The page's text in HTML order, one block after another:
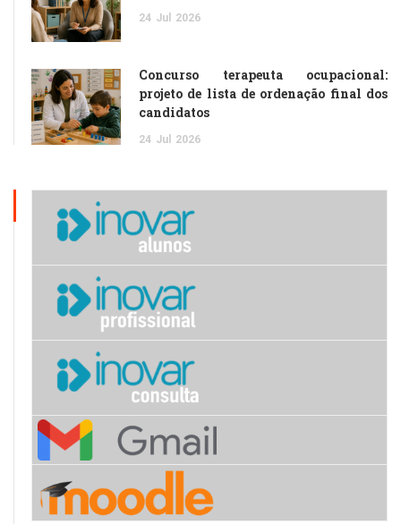
24 Jul 2026
Concurso terapeuta ocupacional:
projeto de lista de ordenação final dos
candidatos
24 Jul 2026